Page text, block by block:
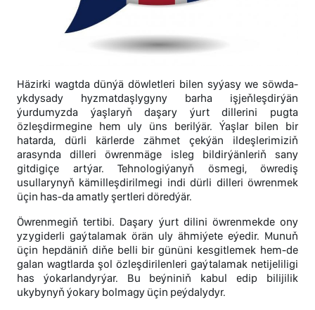
Häzirki wagtda dünýä döwletleri bilen syýasy we söwda-
ykdysady hyzmatdaşlygyny barha işjeňleşdirýän
ýurdumyzda ýaşlaryň daşary ýurt dillerini pugta
özleşdirmegine hem uly üns berilýär. Ýaşlar bilen bir
hatarda, dürli kärlerde zähmet çekýän ildeşlerimiziň
arasynda dilleri öwrenmäge isleg bildirýänleriň sany
gitdigiçe artýar. Tehnologiýanyň ösmegi, öwrediş
usullarynyň kämilleşdirilmegi indi dürli dilleri öwrenmek
üçin has-da amatly şertleri döredýär.
Öwrenmegiň tertibi. Daşary ýurt dilini öwrenmekde ony
yzygiderli gaýtalamak örän uly ähmiýete eýedir. Munuň
üçin hepdäniň diňe belli bir gününi kesgitlemek hem-de
galan wagtlarda şol özleşdirilenleri gaýtalamak netijeliligi
has ýokarlandyrýar. Bu beýniniň kabul edip bilijilik
ukybynyň ýokary bolmagy üçin peýdalydyr.